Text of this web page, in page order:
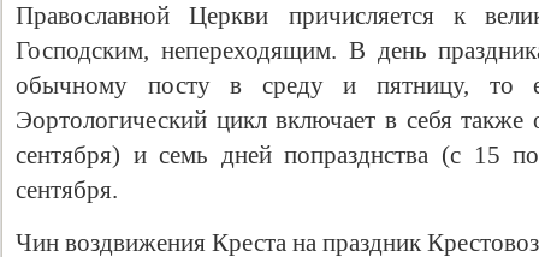
Православной Церкви причисляется к
Господским, непереходящим. В день
обычному посту в среду и пятницу, то
Эортологический цикл включает в себя также
сентября) и семь дней попразднства (с 15
сентября.
Чин воздвижения Креста на праздник